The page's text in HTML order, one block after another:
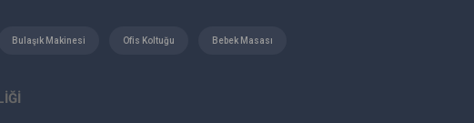
Bulaşık Makinesi Ofis Koltuğu Bebek Masası